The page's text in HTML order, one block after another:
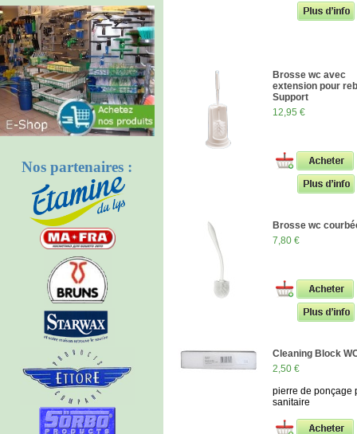
Nos partenaires :
Brosse wc avec
extension pour
Support
12,95 €
Brosse wc
7,80 €
Cleaning Block
2,50 €
pierre de ponçage
sanitaire